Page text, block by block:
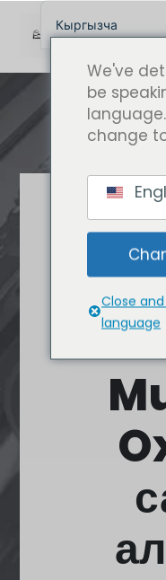
We've
be
change
Close
language
Кыргызча
English (UK)
English (Australia)
English (Canada)
English (New
Беларуская мова
Deutsch
Français de